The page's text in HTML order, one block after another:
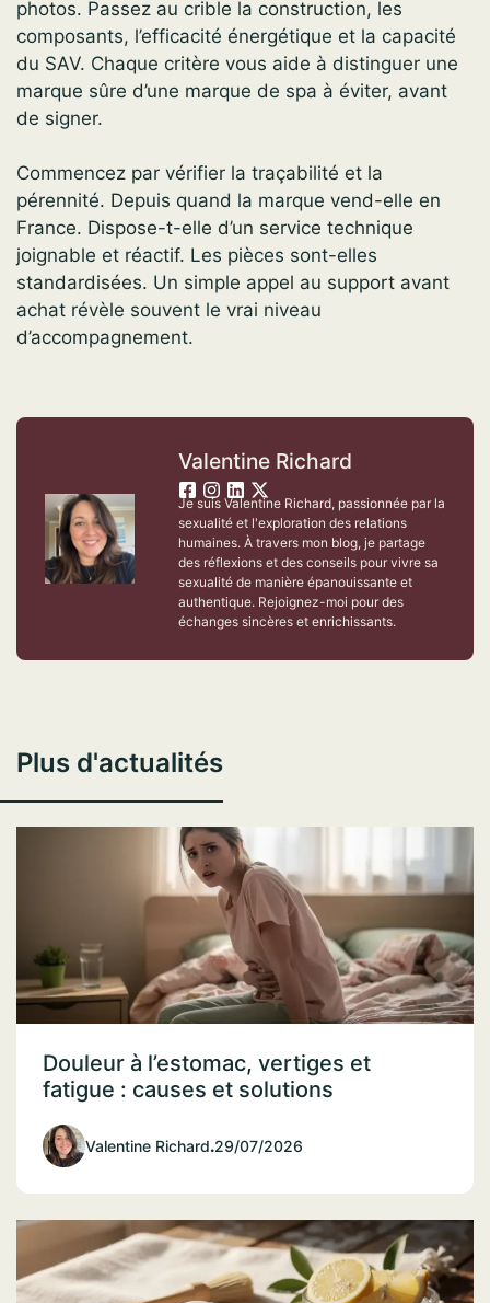
photos. Passez au crible la construction, les
composants, l’efficacité énergétique et la capacité
du SAV. Chaque critère vous aide à distinguer une
marque sûre d’une marque de spa à éviter, avant
de signer.
Commencez par vérifier la traçabilité et la
pérennité. Depuis quand la marque vend-elle en
France. Dispose-t-elle d’un service technique
joignable et réactif. Les pièces sont-elles
standardisées. Un simple appel au support avant
achat révèle souvent le vrai niveau
d’accompagnement.
Valentine Richard
Je suis Valentine Richard, passionnée par la
sexualité et l'exploration des relations
humaines. À travers mon blog, je partage
des réflexions et des conseils pour vivre sa
sexualité de manière épanouissante et
authentique. Rejoignez-moi pour des
échanges sincères et enrichissants.
Plus d'actualités
Douleur à l’estomac, vertiges et
fatigue : causes et solutions
Valentine Richard.29/07/2026